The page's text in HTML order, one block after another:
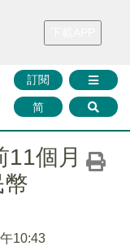
財華證券 媒體矩陣
訂閱
简
個月
幣
10:43